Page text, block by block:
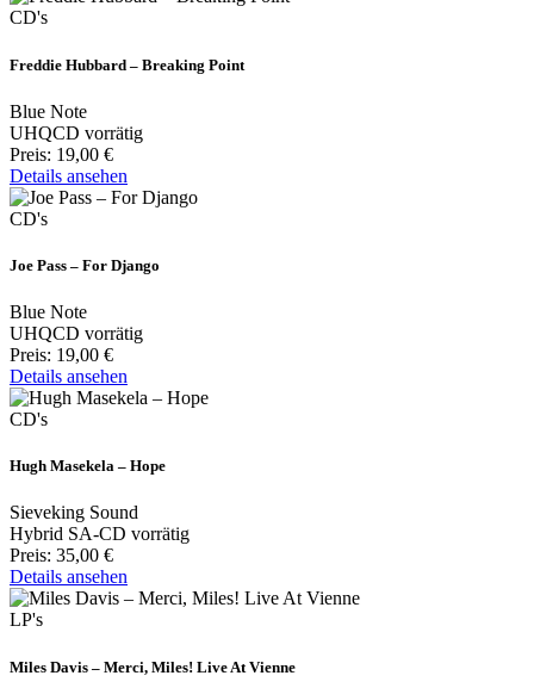
CD's
Freddie Hubbard – Breaking Point
Blue Note
UHQCD vorrätig
Preis: 19,00 €
Details ansehen
CD's
Joe Pass – For Django
Blue Note
UHQCD vorrätig
Preis: 19,00 €
Details ansehen
CD's
Hugh Masekela – Hope
Sieveking Sound
Hybrid SA-CD vorrätig
Preis: 35,00 €
Details ansehen
LP's
Miles Davis – Merci, Miles! Live At Vienne